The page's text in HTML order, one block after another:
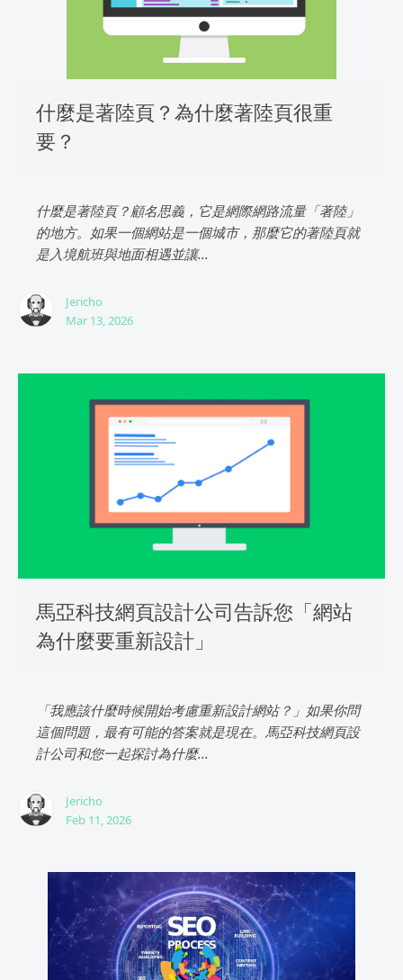
什麼是著陸頁？為什麼著陸頁很重
要？
什麼是著陸頁？顧名思義，它是網際網路流量「著陸」
的地方。如果一個網站是一個城市，那麼它的著陸頁就
是入境航班與地面相遇並讓...
Jericho
Mar 13, 2026
馬亞科技網頁設計公司告訴您「網站
為什麼要重新設計」
「我應該什麼時候開始考慮重新設計網站？」如果你問
這個問題，最有可能的答案就是現在。馬亞科技網頁設
計公司和您一起探討為什麼...
Jericho
Feb 11, 2026